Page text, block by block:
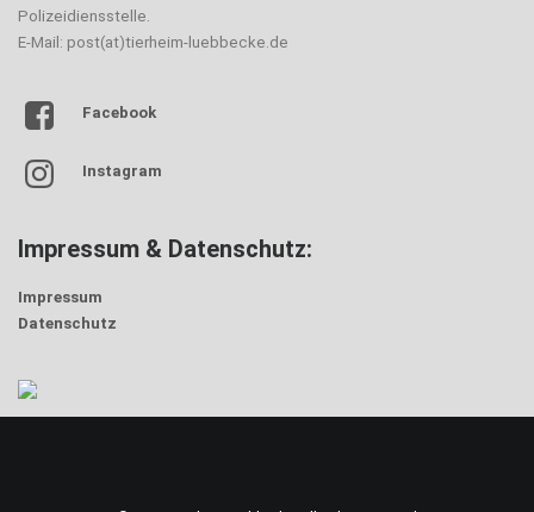
Polizeidiensstelle.
E-Mail: post(at)tierheim-luebbecke.de
Facebook
Instagram
Impressum & Datenschutz:
Impressum
Datenschutz